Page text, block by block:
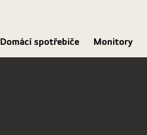
Domácí spotřebiče Monitory